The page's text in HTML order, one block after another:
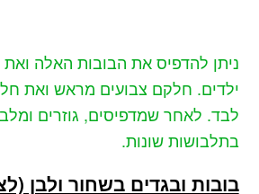
ניתן להדפיס את הבובות האלה
ילדים. חלקם צבועים מראש ואת
לבד. לאחר שמדפיסים, גוזרים
בתלבושות שונות.
בובות ובגדים בשחור ולבן